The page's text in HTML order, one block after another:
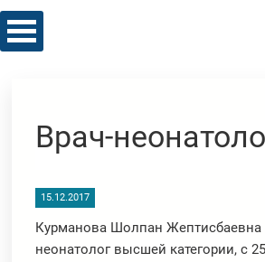
Врач-
15.12.2017
Курманова Шолпан Жептисбаевна
неонатолог высшей категории, с